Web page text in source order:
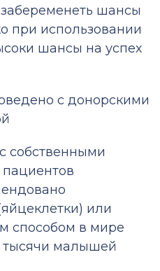
шансы
при использовании
шансы на успех
с донорскими
собственными
или
способом в мире
малышей